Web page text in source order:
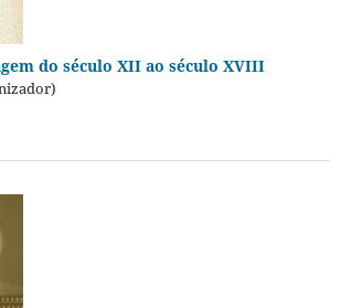
do século XII ao século XVIII